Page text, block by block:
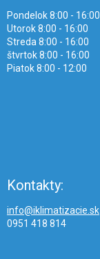
Pondelok 8:00 - 16:00
Utorok 8:00 - 16:00
Streda 8:00 - 16:00
štvrtok 8:00 - 16:00
Piatok 8:00 - 12:00
Kontakty:
info@iklimatizacie.sk
0951 418 814